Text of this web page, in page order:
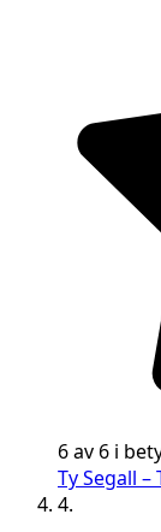
6 av 6 i
Ty Segall –
4.